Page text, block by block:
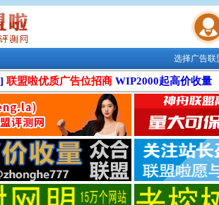
联盟学院
选择广告
联盟啦优质广告位招商 WIP2000起高价收量